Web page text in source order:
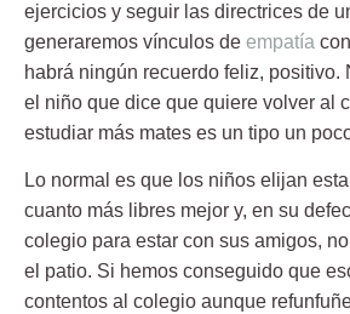
ejercicios y seguir las directrices de
generaremos vínculos de empatía
habrá ningún recuerdo feliz, positivo.
el niño que dice que quiere volver al
estudiar más mates es un tipo un
Lo normal es que los niños elijan
cuanto más libres mejor y, en su
colegio para estar con sus amigos,
el patio. Si hemos conseguido que
contentos al colegio aunque